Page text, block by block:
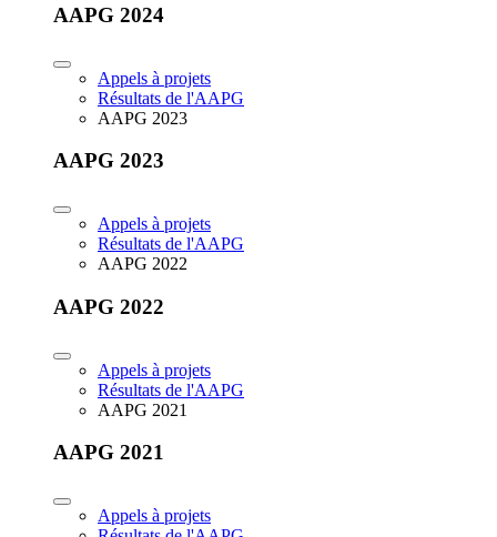
AAPG 2024
Appels à projets
Résultats de l'AAPG
AAPG 2023
AAPG 2023
Appels à projets
Résultats de l'AAPG
AAPG 2022
AAPG 2022
Appels à projets
Résultats de l'AAPG
AAPG 2021
AAPG 2021
Appels à projets